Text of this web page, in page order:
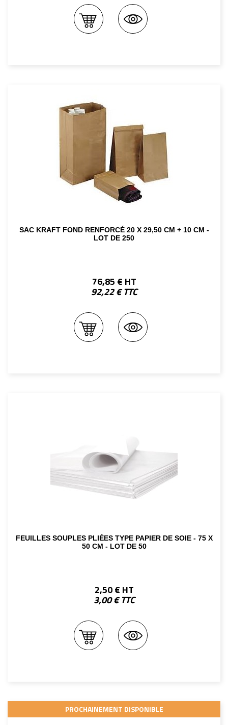
SAC KRAFT FOND RENFORCÉ 20 X 29,50 CM + 10 CM -
LOT DE 250
76,85 € HT
92,22 € TTC
FEUILLES SOUPLES PLIÉES TYPE PAPIER DE SOIE - 75 X
50 CM - LOT DE 50
2,50 € HT
3,00 € TTC
PROCHAINEMENT DISPONIBLE